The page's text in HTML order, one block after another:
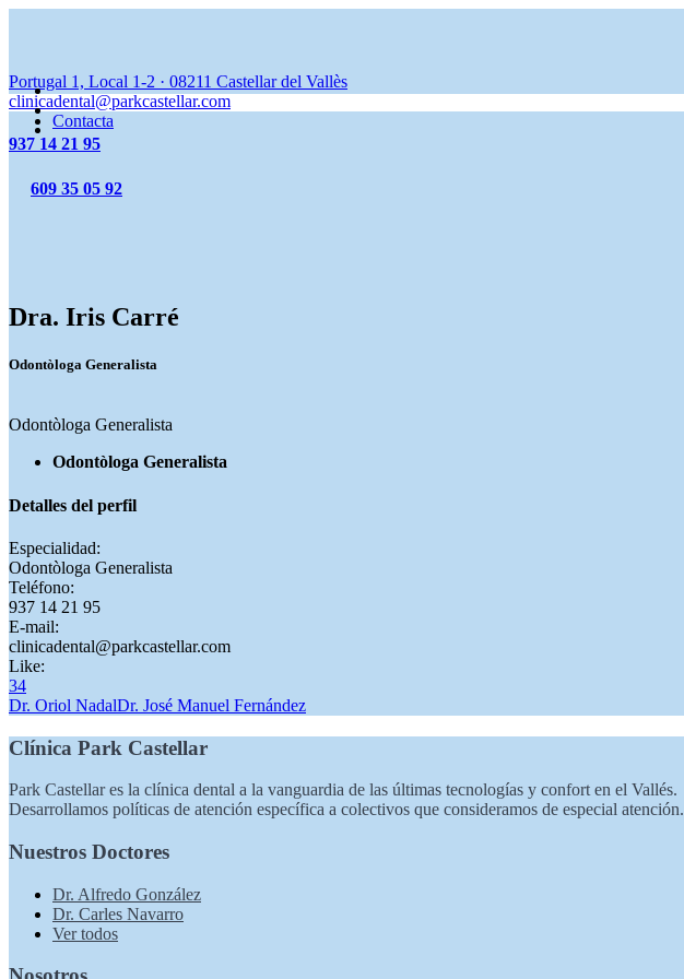
Portugal 1, Local 1-2 · 08211 Castellar del Vallès
clinicadental@parkcastellar.com
937 14 21 95
609 35 05 92
Contacta
Dra. Iris Carré
Odontòloga Generalista
Odontòloga Generalista
Odontòloga Generalista
Detalles del perfil
Especialidad:
Odontòloga Generalista
Teléfono:
937 14 21 95
E-mail:
clinicadental@parkcastellar.com
Like:
34
Dr. Oriol NadalDr. José Manuel Fernández
Clínica Park Castellar
Park Castellar es la clínica dental a la vanguardia de las últimas tecnologías y confort en el Vallés.
Desarrollamos políticas de atención específica a colectivos que consideramos de especial atención.
Nuestros Doctores
Dr. Alfredo González
Dr. Carles Navarro
Ver todos